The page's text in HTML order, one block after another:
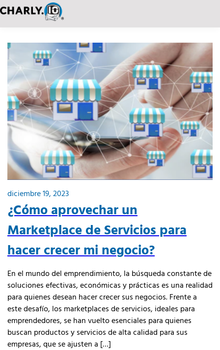
diciembre 19, 2023
¿Cómo aprovechar un
Marketplace de Servicios para
hacer crecer mi negocio?
En el mundo del emprendimiento, la búsqueda constante de
soluciones efectivas, económicas y prácticas es una realidad
para quienes desean hacer crecer sus negocios. Frente a
este desafío, los marketplaces de servicios, ideales para
emprendedores, se han vuelto esenciales para quienes
buscan productos y servicios de alta calidad para sus
empresas, que se ajusten a […]